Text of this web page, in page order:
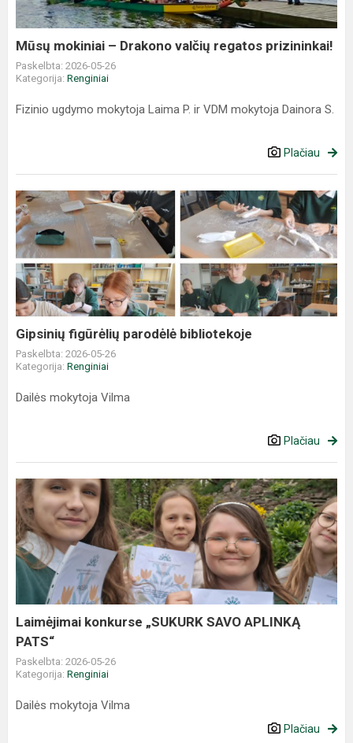
Mūsų mokiniai – Drakono valčių regatos prizininkai!
Paskelbta: 2026-05-26
Kategorija: Renginiai
Fizinio ugdymo mokytoja Laima P. ir VDM mokytoja Dainora S.
Plačiau
Gipsinių figūrėlių parodėlė bibliotekoje
Paskelbta: 2026-05-26
Kategorija: Renginiai
Dailės mokytoja Vilma
Plačiau
Laimėjimai konkurse „SUKURK SAVO APLINKĄ
PATS“
Paskelbta: 2026-05-26
Kategorija: Renginiai
Dailės mokytoja Vilma
Plačiau